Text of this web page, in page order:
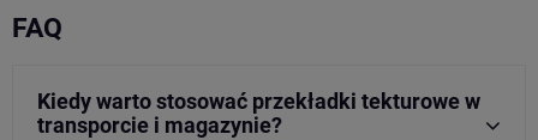
FAQ
Kiedy warto stosować przekładki tekturowe w
transporcie i magazynie?